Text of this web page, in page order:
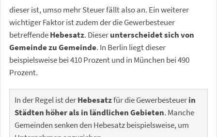
dieser ist, umso mehr Steuer fällt also an. Ein weiterer
wichtiger Faktor ist zudem der die Gewerbesteuer
betreffendeHebesatz. Dieserunterscheidet sich von
Gemeinde zu Gemeinde. In Berlin liegt dieser
beispielsweise bei 410 Prozent und in München bei 490
Prozent.
In der Regel ist derHebesatzfür die Gewerbesteuerin
Städten höher als in ländlichen Gebieten. Manche
Gemeinden senken den Hebesatz beispielsweise, um